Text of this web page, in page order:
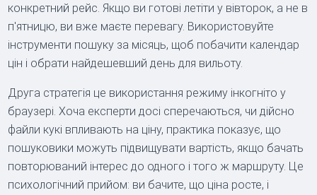
конкретний рейс. Якщо ви готові летіти у вівторок, а не в
п'ятницю, ви вже маєте перевагу. Використовуйте
інструменти пошуку за місяць, щоб побачити календар
цін і обрати найдешевший день для вильоту.
Друга стратегія це використання режиму інкогніто у
браузері. Хоча експерти досі сперечаються, чи дійсно
файли кукі впливають на ціну, практика показує, що
пошуковики можуть підвищувати вартість, якщо бачать
повторюваний інтерес до одного і того ж маршруту. Це
психологічний прийом: ви бачите, що ціна росте, і